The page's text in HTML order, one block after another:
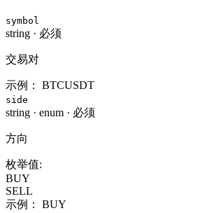
symbol
string · 必须
交易对
示例： BTCUSDT
side
string · enum · 必须
方向
枚举值:
BUY
SELL
示例：
BUY